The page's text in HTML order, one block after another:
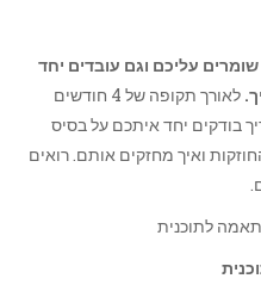
עליכם וגם עובדים יחד
לאורך תקופה של 4 חודשים
בודקים יחד איתכם על בסיס
ואיך מחזקים אותם. רואים
לתוכנית